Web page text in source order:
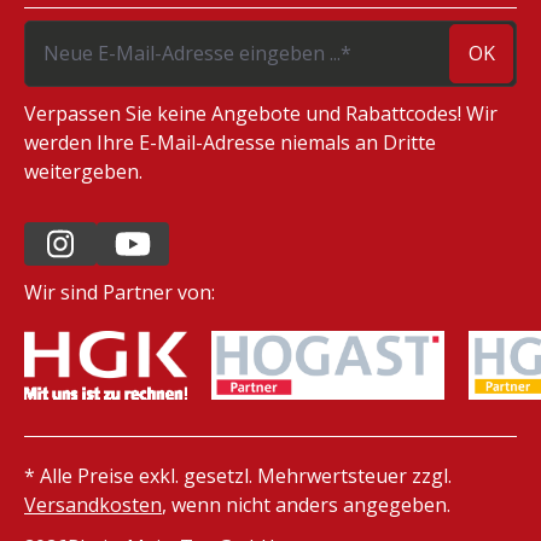
OK
Verpassen Sie keine Angebote und Rabattcodes! Wir
werden Ihre E-Mail-Adresse niemals an Dritte
weitergeben.
Wir sind Partner von:
* Alle Preise exkl. gesetzl. Mehrwertsteuer zzgl.
Versandkosten, wenn nicht anders angegeben.